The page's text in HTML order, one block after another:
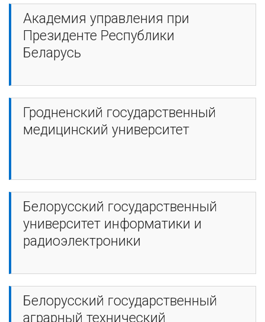
Академия управления при
Президенте Республики
Беларусь
Гродненский государственный
медицинский университет
Белорусский государственный
университет информатики и
радиоэлектроники
Белорусский государственный
аграрный технический